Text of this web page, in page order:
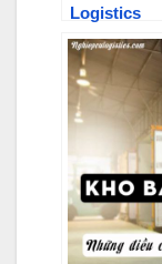
Logistics